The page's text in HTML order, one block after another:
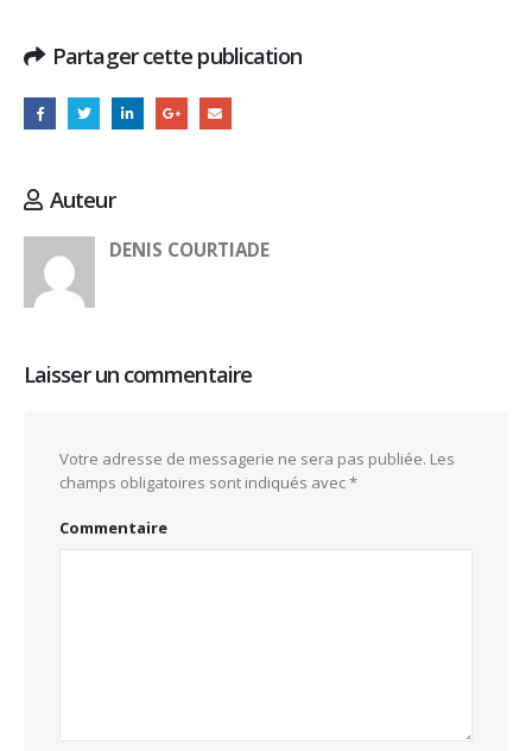
Partager cette publication
Auteur
DENIS COURTIADE
Laisser un commentaire
Votre adresse de messagerie ne sera pas publiée. Les
champs obligatoires sont indiqués avec*
Commentaire